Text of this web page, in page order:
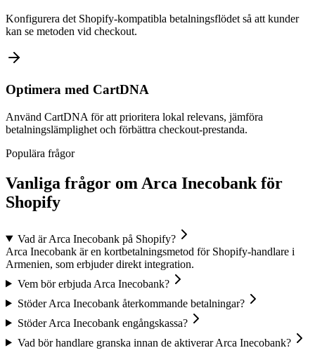
Konfigurera det Shopify-kompatibla betalningsflödet så att kunder
kan se metoden vid checkout.
Optimera med CartDNA
Använd CartDNA för att prioritera lokal relevans, jämföra
betalningslämplighet och förbättra checkout-prestanda.
Populära frågor
Vanliga frågor om Arca Inecobank för
Shopify
Vad är Arca Inecobank på Shopify?
Arca Inecobank är en kortbetalningsmetod för Shopify-handlare i
Armenien, som erbjuder direkt integration.
Vem bör erbjuda Arca Inecobank?
Stöder Arca Inecobank återkommande betalningar?
Stöder Arca Inecobank engångskassa?
Vad bör handlare granska innan de aktiverar Arca Inecobank?